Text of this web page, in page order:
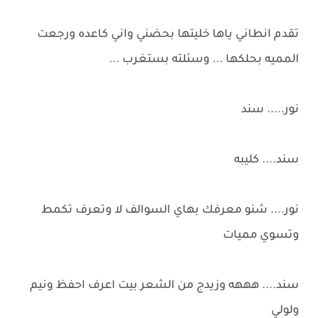
تقدم انطاني ياها خليتها بحضني واني كاعده ورجعت
المميه بحلكها ... وسئلته بستغرب ...
نور..... سند
سند.... كليبه
نور.... شنو معرفك بهاي السوالف لا وتعرف تكمط
وتسوي مميات
سند.... هههه وزيدج من الشعر بيت اعرف احفظ ونيم
ولولي